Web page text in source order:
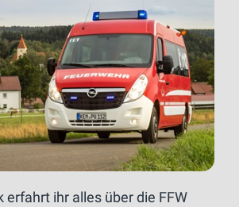
erfahrt ihr alles über die FFW